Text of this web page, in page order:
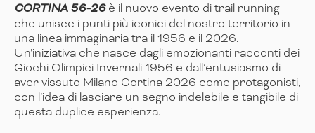
CORTINA 56-26è il nuovo evento di trail running
che unisce i punti più iconici del nostro territorio in
una linea immaginaria tra il 1956 e il 2026.
Un’iniziativa che nasce dagli emozionanti racconti dei
Giochi Olimpici Invernali 1956 e dall’entusiasmo di
aver vissuto Milano Cortina 2026 come protagonisti,
con l’idea di lasciare un segno indelebile e tangibile di
questa duplice esperienza.